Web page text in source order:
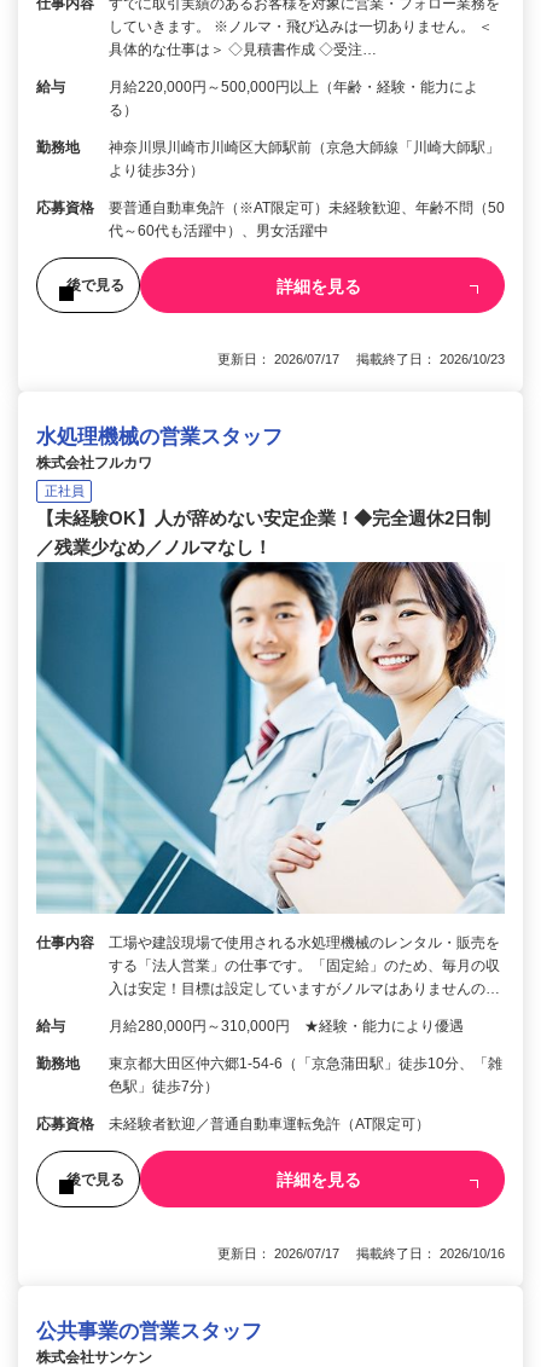
仕事内容
すでに取引実績のあるお客様を対象に営業・フォロー業務を
していきます。 ※ノルマ・飛び込みは一切ありません。 ＜
具体的な仕事は＞ ◇見積書作成 ◇受注…
給与
月給220,000円～500,000円以上（年齢・経験・能力によ
る）
勤務地
神奈川県川崎市川崎区大師駅前（京急大師線「川崎大師駅」
より徒歩3分）
応募資格
要普通自動車免許（※AT限定可）未経験歓迎、年齢不問（50
代～60代も活躍中）、男女活躍中
後で見る 詳細を見る
更新日： 2026/07/17 掲載終了日： 2026/10/23
水処理機械の営業スタッフ
株式会社フルカワ
正社員
【未経験OK】人が辞めない安定企業！◆完全週休2日制
／残業少なめ／ノルマなし！
仕事内容
工場や建設現場で使用される水処理機械のレンタル・販売を
する「法人営業」の仕事です。「固定給」のため、毎月の収
入は安定！目標は設定していますがノルマはありませんの…
給与 月給280,000円～310,000円 ★経験・能力により優遇
勤務地
東京都大田区仲六郷1-54-6（「京急蒲田駅」徒歩10分、「雑
色駅」徒歩7分）
応募資格 未経験者歓迎／普通自動車運転免許（AT限定可）
後で見る 詳細を見る
更新日： 2026/07/17 掲載終了日： 2026/10/16
公共事業の営業スタッフ
株式会社サンケン